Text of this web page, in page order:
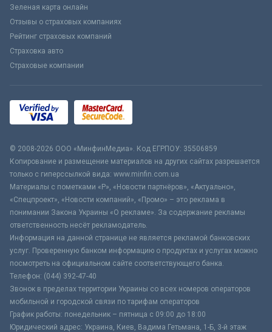
Зеленая карта онлайн
Отзывы о страховых компаниях
Рейтинг страховых компаний
Страховка авто
Страховые компании
© 2008-2026 ООО «МинфинМедиа». Код ЕГРПОУ: 35506859
Копирование и размещение материалов на других сайтах разрешается
только с гиперссылкой вида: www.minfin.com.ua
Материалы с пометками «Р», «Новости партнёров», «Актуально»,
«Спецпроект», «Новости компаний», «Промо» – это реклама в
понимании Закона Украины «О рекламе». За содержание рекламы
ответственность несёт рекламодатель.
Информация на данной странице не является рекламой банковских
услуг. Проверенную банком информацию о продуктах и услугах можно
посмотреть на официальном сайте соответствующего банка.
Телефон: (044) 392-47-40
Звонок в пределах территории Украины со всех номеров операторов
мобильной и городской связи по тарифам операторов
График работы: понедельник – пятница с 09:00 до 18:00
Юридический адрес: Украина, Киев, Вадима Гетьмана, 1-Б, 3-й этаж